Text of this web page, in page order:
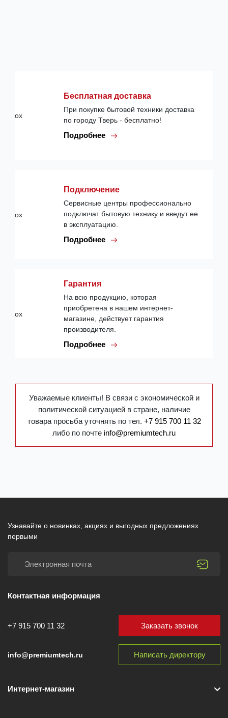
Бесплатная доставка
При покупке бытовой техники доставка
по городу Тверь - бесплатно!
Подробнее
Подключение
Сервисные центры профессионально
подключат бытовую технику и введут ее
в эксплуатацию.
Подробнее
Гарантия
На всю продукцию, которая
приобретена в нашем интернет-
магазине, действует гарантия
производителя.
Подробнее
Уважаемые клиенты! В связи с экономической и
политической ситуацией в стране, наличие
товара просьба уточнять по тел. +7 915 700 11 32
либо по почте info@premiumtech.ru
Узнавайте о новинках, акциях и выгодных предложениях
первыми
Контактная информация
+7 915 700 11 32
info@premiumtech.ru
Заказать звонок
Написать директору
Интернет-магазин